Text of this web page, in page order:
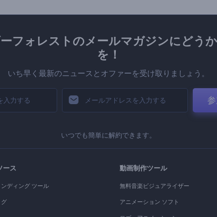
フォレストのメールマガジンにどう
を！
いち早く最新のニュースとオファーを受け取りましょう。
いつでも簡単に解約できます。
ース
ディング ツール
動画制作ツール
無料音楽ビジュアライザー
アニメーション ソフト